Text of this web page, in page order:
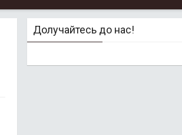
Долучайтесь до нас!